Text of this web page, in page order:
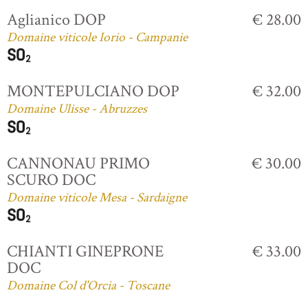
Aglianico DOP
Domaine viticole Iorio - Campanie
€ 28.00
MONTEPULCIANO DOP
Domaine Ulisse - Abruzzes
€ 32.00
CANNONAU PRIMO
SCURO DOC
Domaine viticole Mesa - Sardaigne
€ 30.00
CHIANTI GINEPRONE
DOC
Domaine Col d'Orcia - Toscane
€ 33.00